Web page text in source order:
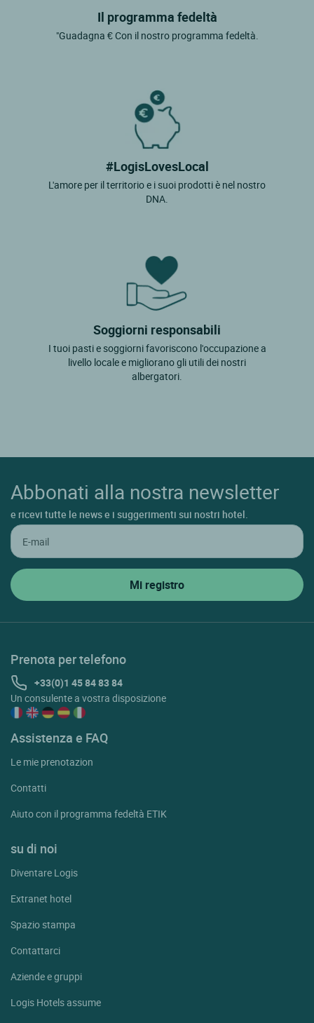
Il programma fedeltà
"Guadagna € Con il nostro programma fedeltà.
#LogisLovesLocal
L'amore per il territorio e i suoi prodotti è nel nostro
DNA.
Soggiorni responsabili
I tuoi pasti e soggiorni favoriscono l'occupazione a
livello locale e migliorano gli utili dei nostri
albergatori.
Abbonati alla nostra newsletter
e ricevi tutte le news e i suggerimenti sui nostri hotel.
Prenota per telefono
+33(0)1 45 84 83 84
Un consulente a vostra disposizione
Assistenza e FAQ
Le mie prenotazion
Contatti
Aiuto con il programma fedeltà ETIK
su di noi
Diventare Logis
Extranet hotel
Spazio stampa
Contattarci
Aziende e gruppi
Logis Hotels assume